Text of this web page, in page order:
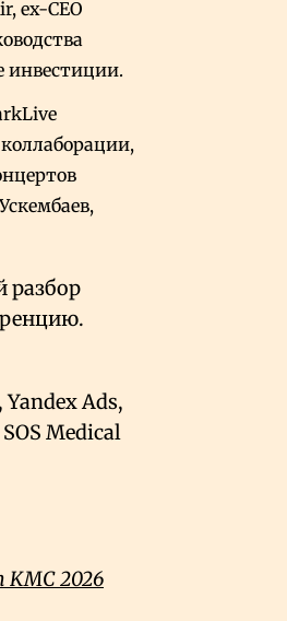
ex-CEO
инвестиции.
разбор
Ads,
Medical
KMC 2026